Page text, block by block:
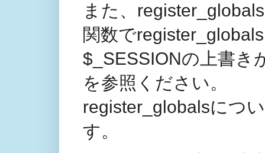
また、
関数で
$_SESSIONの上書き
を参照ください。
register_globalsにつ
す。